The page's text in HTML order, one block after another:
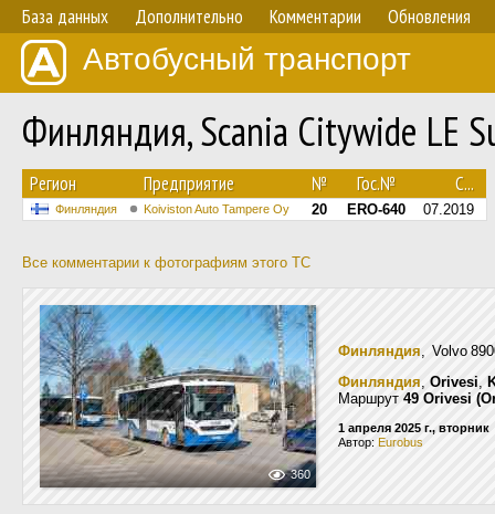
База данных Дополнительно Комментарии Обновления
Автобусный транспорт
Финляндия, Scania Citywide LE
Регион Предприятие № Гос.№ С...
Финляндия Koiviston Auto Tampere Oy 20 ERO-640 07.2019
Все комментарии к фотографиям этого ТС
360
Финляндия, Volvo
Финляндия, Orivesi,
Маршрут 49 Orivesi
1 апреля 2025 г., вторник
Автор: Eurobus